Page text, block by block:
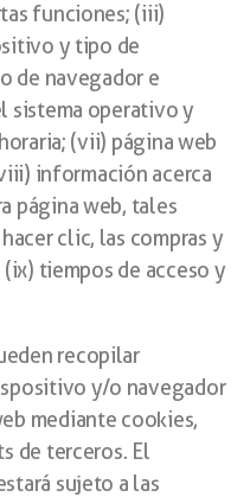
funciones; (iii)
y tipo de
de navegador e
sistema operativo y
(vii) página web
información acerca
página web, tales
clic, las compras y
tiempos de acceso y
recopilar
y/o navegador
mediante cookies,
de terceros. El
sujeto a las